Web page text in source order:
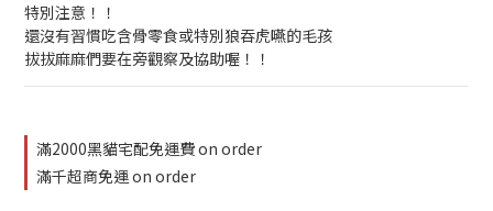
特別注意！！
還沒有習慣吃含骨零食或特別狼吞虎嚥的毛孩
拔拔麻麻們要在旁觀察及協助喔！！
滿2000黑貓宅配免運費 on order
滿千超商免運 on order